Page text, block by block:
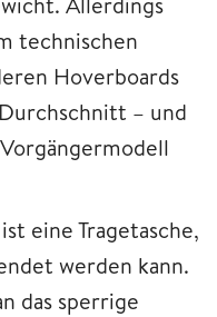
technischen
Hoverboards
– und
eine Tragetasche,
werden kann.
das sperrige